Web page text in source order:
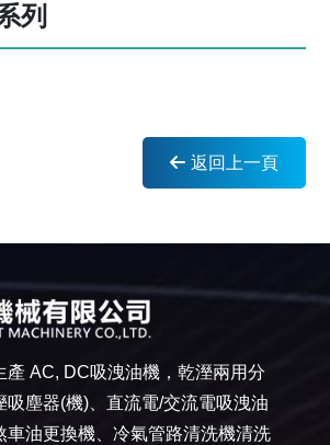
列
返回上一頁
產 AC, DC吸洩油機，乾溼兩用分
吸塵器(機)、直流電/交流電吸洩油
車油更換機、冷氣管路清洗機清洗